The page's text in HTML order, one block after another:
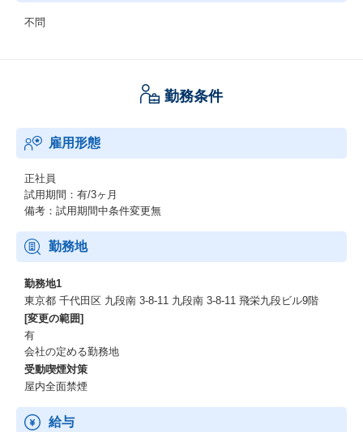
不問
勤務条件
雇用形態
正社員
試用期間：有/3ヶ月
備考：試用期間中条件変更無
勤務地
勤務地1
東京都 千代田区 九段南 3-8-11 九段南 3-8-11 飛栄九段ビル9階
[変更の範囲]
有
会社の定める勤務地
受動喫煙対策
屋内全面禁煙
給与